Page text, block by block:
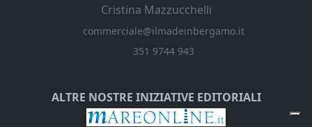
Cristina Mazzucchelli
commerciale@ilmadeinbergamo.it
351 9744 943
ALTRE NOSTRE INIZIATIVE EDITORIALI